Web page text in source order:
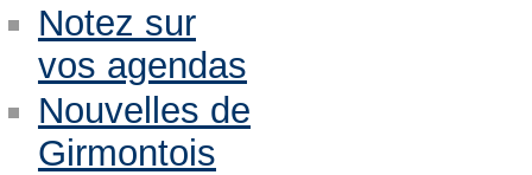
Notez sur
vos agendas
Nouvelles de
Girmontois